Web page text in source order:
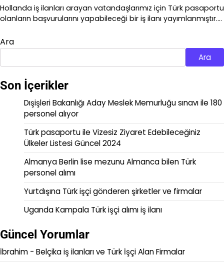
Hollanda iş ilanları arayan vatandaşlarımız için Türk pasaportu
olanların başvurularını yapabileceği bir iş ilanı yayımlanmıştır.…
Ara
Ara
Son İçerikler
Dışişleri Bakanlığı Aday Meslek Memurluğu sınavı ile 180
personel alıyor
Türk pasaportu ile Vizesiz Ziyaret Edebileceğiniz
Ülkeler Listesi Güncel 2024
Almanya Berlin lise mezunu Almanca bilen Türk
personel alımı
Yurtdışına Türk işçi gönderen şirketler ve firmalar
Uganda Kampala Türk işçi alımı iş ilanı
Güncel Yorumlar
İbrahim - Belçika iş ilanları ve Türk İşçi Alan Firmalar